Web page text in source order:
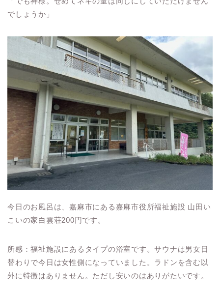
でしょうか」
今日のお風呂は、嘉麻市にある嘉麻市役所福祉施設 山田い
こいの家白雲荘200円です。
所感：福祉施設にあるタイプの浴室です。サウナは男女日
替わりで今日は女性側になっていました。ラドンを含む以
外に特徴はありません。ただし安いのはありがたいです。